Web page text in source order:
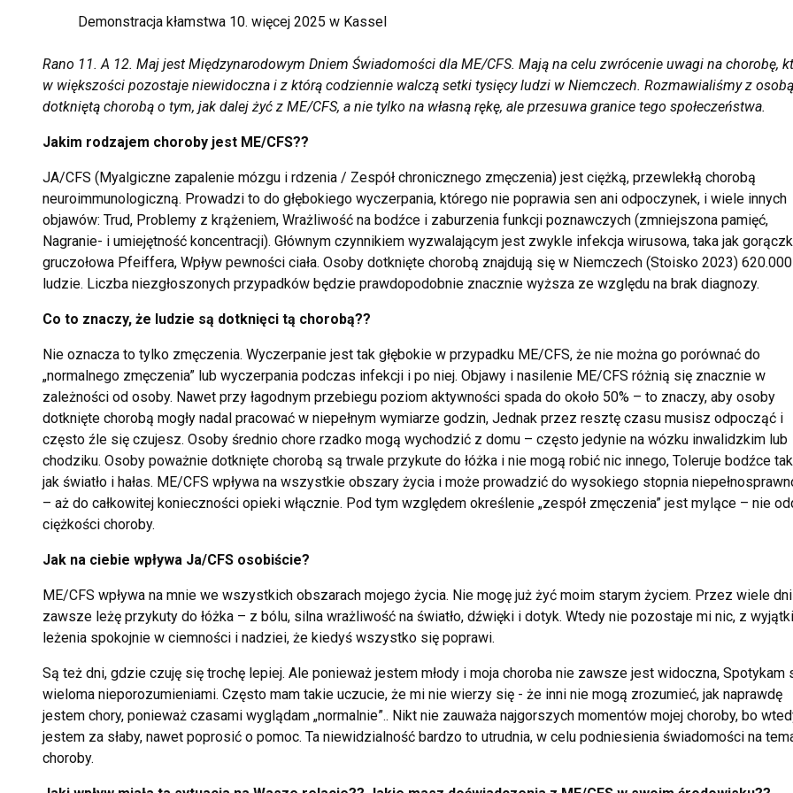
Demonstracja kłamstwa 10. więcej 2025 w Kassel
Rano 11. A 12. Maj jest Międzynarodowym Dniem Świadomości dla ME/CFS. Mają na celu zwrócenie uwagi na chorobę,
w większości pozostaje niewidoczna i z którą codziennie walczą setki tysięcy ludzi w Niemczech. Rozmawialiśmy z osobą
dotkniętą chorobą o tym, jak dalej żyć z ME/CFS, a nie tylko na własną rękę, ale przesuwa granice tego społeczeństwa.
Jakim rodzajem choroby jest ME/CFS??
JA/CFS (Myalgiczne zapalenie mózgu i rdzenia / Zespół chronicznego zmęczenia) jest ciężką, przewlekłą chorobą
neuroimmunologiczną. Prowadzi to do głębokiego wyczerpania, którego nie poprawia sen ani odpoczynek, i wiele innych
objawów: Trud, Problemy z krążeniem, Wrażliwość na bodźce i zaburzenia funkcji poznawczych (zmniejszona pamięć,
Nagranie- i umiejętność koncentracji). Głównym czynnikiem wyzwalającym jest zwykle infekcja wirusowa, taka jak
gruczołowa Pfeiffera, Wpływ pewności ciała. Osoby dotknięte chorobą znajdują się w Niemczech (Stoisko 2023) 620.000
ludzie. Liczba niezgłoszonych przypadków będzie prawdopodobnie znacznie wyższa ze względu na brak diagnozy.
Co to znaczy, że ludzie są dotknięci tą chorobą??
Nie oznacza to tylko zmęczenia. Wyczerpanie jest tak głębokie w przypadku ME/CFS, że nie można go porównać do
„normalnego zmęczenia” lub wyczerpania podczas infekcji i po niej. Objawy i nasilenie ME/CFS różnią się znacznie w
zależności od osoby. Nawet przy łagodnym przebiegu poziom aktywności spada do około 50% – to znaczy, aby osoby
dotknięte chorobą mogły nadal pracować w niepełnym wymiarze godzin, Jednak przez resztę czasu musisz odpocząć i
często źle się czujesz. Osoby średnio chore rzadko mogą wychodzić z domu – często jedynie na wózku inwalidzkim lub
chodziku. Osoby poważnie dotknięte chorobą są trwale przykute do łóżka i nie mogą robić nic innego, Toleruje bodźce
jak światło i hałas. ME/CFS wpływa na wszystkie obszary życia i może prowadzić do wysokiego stopnia
– aż do całkowitej konieczności opieki włącznie. Pod tym względem określenie „zespół zmęczenia” jest mylące – nie
ciężkości choroby.
Jak na ciebie wpływa Ja/CFS osobiście?
ME/CFS wpływa na mnie we wszystkich obszarach mojego życia. Nie mogę już żyć moim starym życiem. Przez wiele dni
zawsze leżę przykuty do łóżka – z bólu, silna wrażliwość na światło, dźwięki i dotyk. Wtedy nie pozostaje mi nic, z
leżenia spokojnie w ciemności i nadziei, że kiedyś wszystko się poprawi.
Są też dni, gdzie czuję się trochę lepiej. Ale ponieważ jestem młody i moja choroba nie zawsze jest widoczna, Spotykam
wieloma nieporozumieniami. Często mam takie uczucie, że mi nie wierzy się - że inni nie mogą zrozumieć, jak naprawdę
jestem chory, ponieważ czasami wyglądam „normalnie”.. Nikt nie zauważa najgorszych momentów mojej choroby, bo
jestem za słaby, nawet poprosić o pomoc. Ta niewidzialność bardzo to utrudnia, w celu podniesienia świadomości na
choroby.